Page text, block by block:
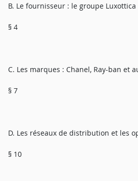
B. Le fournisseur : le groupe Luxottica
§ 4
C. Les marques : Chanel, Ray-ban et
§ 7
D. Les réseaux de distribution et les
§ 10